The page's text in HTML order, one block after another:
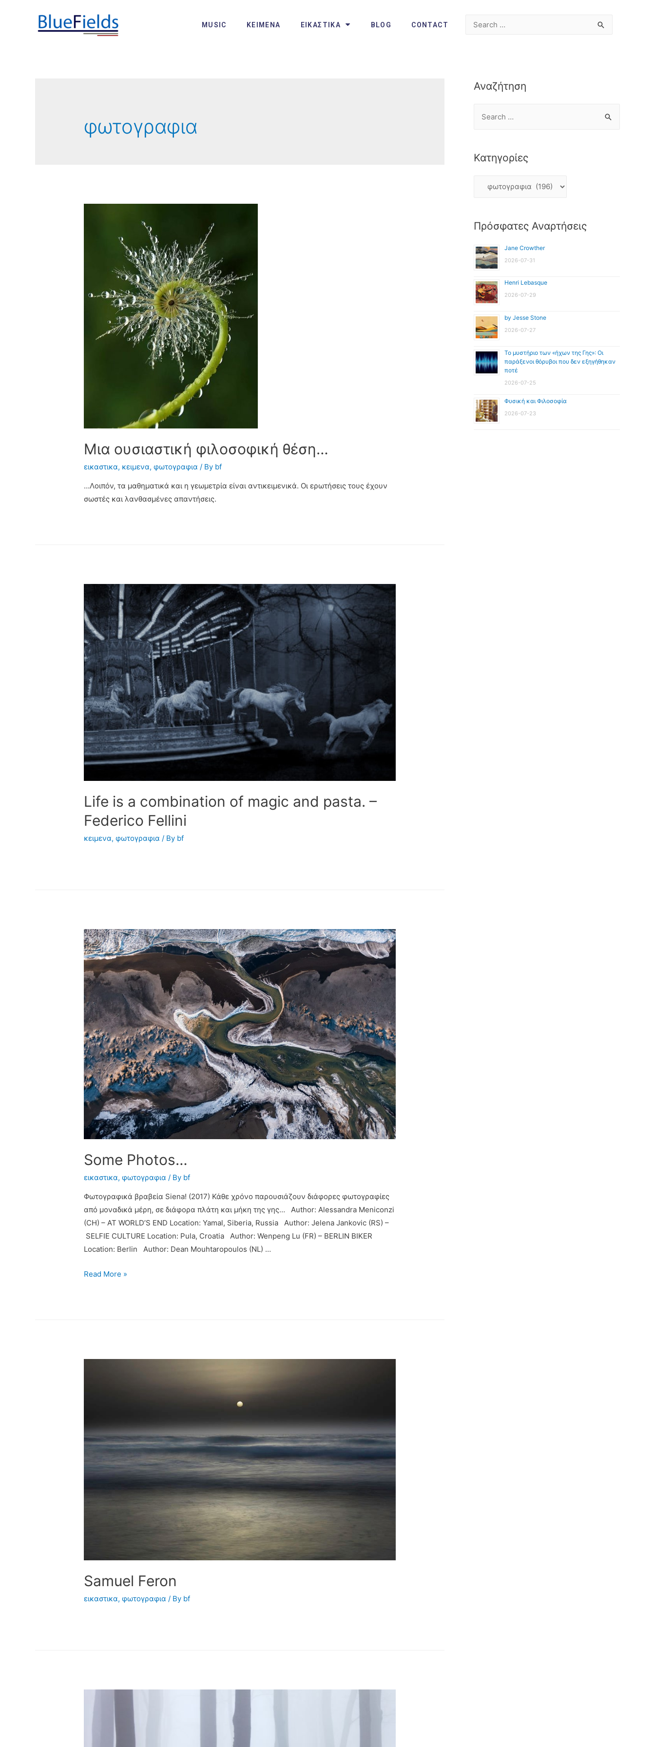
MUSIC ΚΕΙΜΕΝΑ ΕΙΚΑΣΤΙΚΑ BLOG CONTACT
φωτογραφια
Μια ουσιαστική φιλοσοφική θέση…
εικαστικα, κειμενα,φωτογραφια / By bf
…Λοιπόν, τα μαθηματικά και η γεωμετρία είναι αντικειμενικά. Οι ερωτήσεις τους έχουν
σωστές και λανθασμένες απαντήσεις.
Life is a combination of magic and pasta. –
Federico Fellini
κειμενα,φωτογραφια / By bf
Some Photos…
εικαστικα,φωτογραφια / By bf
Φωτογραφικά βραβεία Siena! (2017) Κάθε χρόνο παρουσιάζουν διάφορες φωτογραφίες
από μοναδικά μέρη, σε διάφορα πλάτη και μήκη της γης… Author: Alessandra Meniconzi
(CH) – AT WORLD’S END Location: Yamal, Siberia, Russia Author: Jelena Jankovic (RS) –
SELFIE CULTURE Location: Pula, Croatia Author: Wenpeng Lu (FR) – BERLIN BIKER
Location: Berlin Author: Dean Mouhtaropoulos (NL) …
Read More »
Samuel Feron
εικαστικα,φωτογραφια / By bf
Αναζήτηση
Κατηγορίες
Πρόσφατες Αναρτήσεις
Jane Crowther
2026-07-31
Henri Lebasque
2026-07-29
by Jesse Stone
2026-07-27
Το μυστήριο των «ήχων της Γης»: Οι
παράξενοι θόρυβοι που δεν εξηγήθηκαν
ποτέ
2026-07-25
Φυσική και Φιλοσοφία
2026-07-23